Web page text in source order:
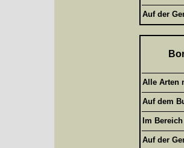
Auf der
Alle Arten
Auf dem
Im
Auf der